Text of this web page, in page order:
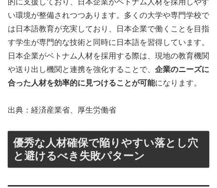
い環境が整備されつつあります。多くの大学や専門学校で
は日本語教育が充実しており、日本企業で働くことを目指
す学生が専門的な技術と同時に日本語を習得しています。
日本企業がベトナム人材を採用する際は、現地の教育機関
や送り出し機関と連携を強化することで、 企業のニーズに
合った人材を効率的に見つけることが可能になります。
出典：経済産業省、厚生労働省
優秀な人材確保で陥りやすい落とし穴
と避けるべき失敗パターン